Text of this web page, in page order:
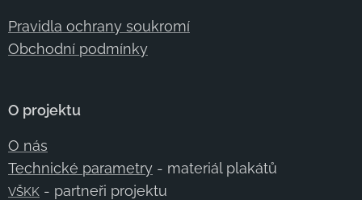
Pravidla ochrany soukromí
Obchodní podmínky
O projektu
O nás
Technické parametry - materiál plakátů
VŠKK - partneři projektu